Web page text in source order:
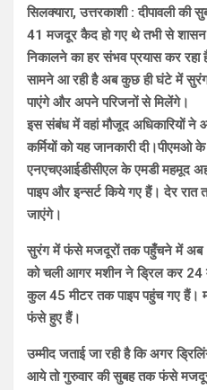
सिलक्यारा, उत्तरकाशी : दीपावली की
41 मजदूर कैद हो गए थे तभी से शासन
निकालने का हर संभव प्रयास कर
सामने आ रही है अब कुछ ही घंटे में
पाएंगे और अपने परिजनों से मिलेंगे।
इस संबंध में वहां मौजूद अधिकारियों ने
कर्मियों को यह जानकारी दी।पीएमओ के
एनएचएआईडीसीएल के एमडी महमूद
पाइप और इन्सर्ट किये गए हैं। देर
जाएंगे।
सुरंग में फंसे मजदूरों तक पहुँचने में अब
को चली आगर मशीन ने ड्रिल कर 24
कुल 45 मीटर तक पाइप पहुंच गए हैं।
फंसे हुए हैं।
उम्मीद जताई जा रही है कि अगर
आये तो गुरुवार की सुबह तक फंसे